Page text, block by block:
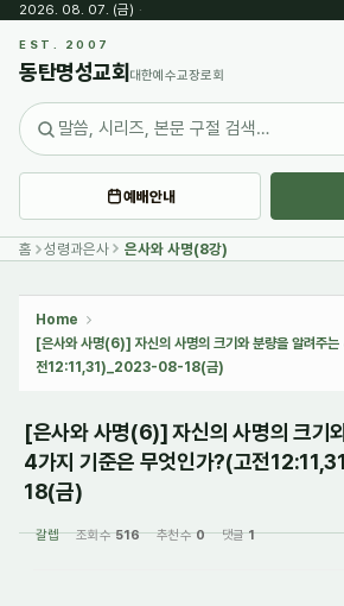
2026. 08. 07. (금) ·
EST. 2007
동탄명성교회 대한예수교장로회
예배안내
홈 성령과은사 은사와 사명(8강)
Home
[은사와 사명(6)] 자신의 사명의 크기와 분량을 알려주
전12:11,31)_2023-08-18(금)
[은사와 사명(6)] 자신의 사명의 크기
4가지 기준은 무엇인가?(고전
18(금)
갈렙 조회 수516 추천 수0 댓글1
Sketchbook5, 스케
Sketchbook5, 스케